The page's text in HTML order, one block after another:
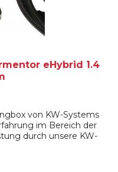
eHybrid 1.4
von KW-Systems
im Bereich der
durch unsere KW-